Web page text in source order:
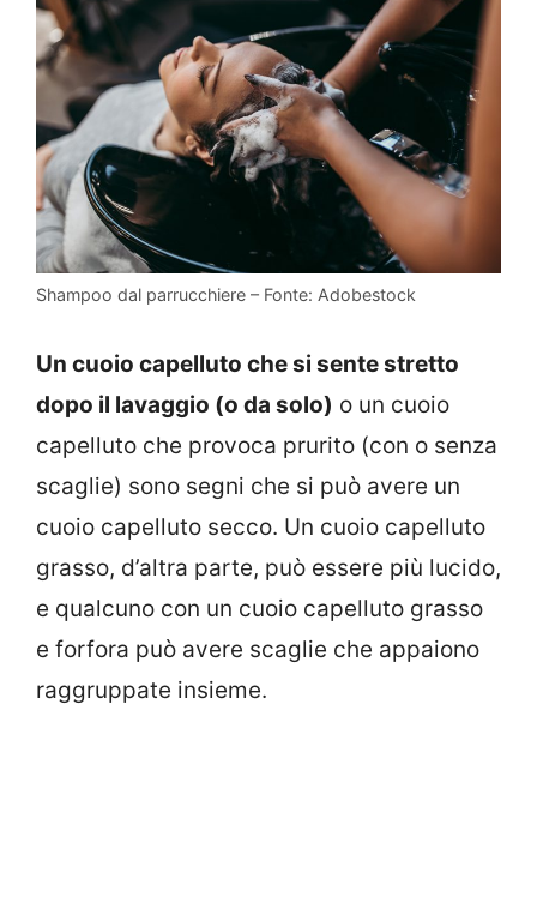
Shampoo dal parrucchiere – Fonte: Adobestock
Un cuoio capelluto che si sente stretto
dopo il lavaggio (o da solo) o un cuoio
capelluto che provoca prurito (con o senza
scaglie) sono segni che si può avere un
cuoio capelluto secco. Un cuoio capelluto
grasso, d’altra parte, può essere più lucido,
e qualcuno con un cuoio capelluto grasso
e forfora può avere scaglie che appaiono
raggruppate insieme.